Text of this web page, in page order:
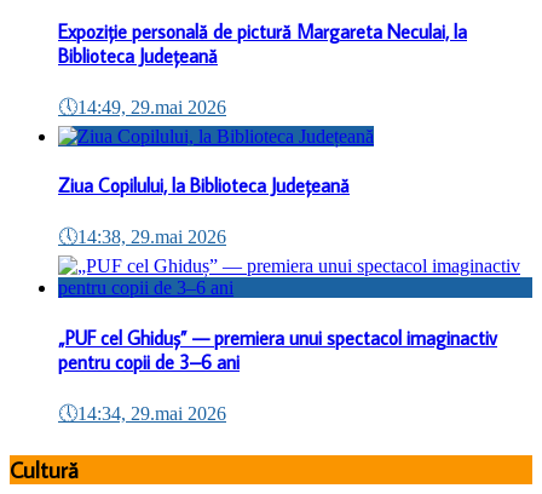
Expoziție personală de pictură Margareta Neculai, la
Biblioteca Județeană
🕔14:49, 29.mai 2026
Ziua Copilului, la Biblioteca Județeană
🕔14:38, 29.mai 2026
„PUF cel Ghiduș” — premiera unui spectacol imaginactiv
pentru copii de 3–6 ani
🕔14:34, 29.mai 2026
Cultură